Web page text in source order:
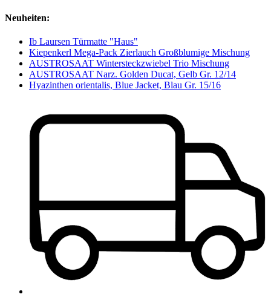
Neuheiten:
Ib Laursen Türmatte "Haus"
Kiepenkerl Mega-Pack Zierlauch Großblumige Mischung
AUSTROSAAT Wintersteckzwiebel Trio Mischung
AUSTROSAAT Narz. Golden Ducat, Gelb Gr. 12/14
Hyazinthen orientalis, Blue Jacket, Blau Gr. 15/16